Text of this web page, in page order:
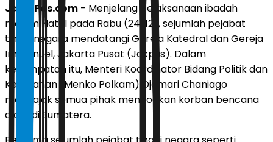
JawaPos.com - Menjelang pelaksanaan ibadah
malam Natal pada Rabu (24/12), sejumlah pejabat
tinggi negara mendatangi Gereja Katedral dan Gereja
Immanuel, Jakarta Pusat (Jakpus). Dalam
kesempatan itu, Menteri Koordinator Bidang Politik dan
Keamanan (Menko Polkam) Djamari Chaniago
mengajak semua pihak mendoakan korban bencana
alam di Sumatera.